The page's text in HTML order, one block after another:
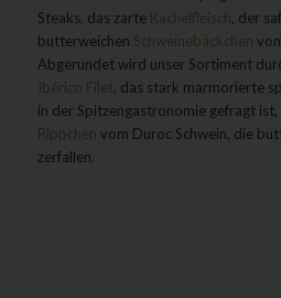
Steaks, das zarte Kachelfleisch, der
butterweichen Schweinebäckchen
Abgerundet wird unser Sortiment
Ibérico Filet, das stark marmorierte
in der Spitzengastronomie gefragt
Rippchen vom Duroc Schwein, die
zerfallen.